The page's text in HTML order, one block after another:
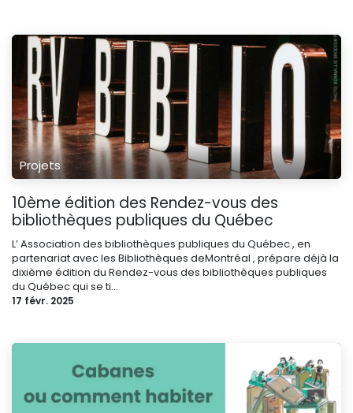
Projets
10ème édition des Rendez-vous des
bibliothèques publiques du Québec
L’ Association des bibliothèques publiques du Québec , en
partenariat avec les Bibliothèques deMontréal , prépare déjà la
dixième édition du Rendez-vous des bibliothèques publiques
du Québec qui se ti...
17 févr. 2025